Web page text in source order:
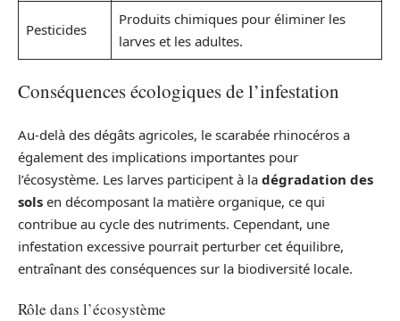
Pesticides
Produits chimiques pour éliminer les
larves et les adultes.
Conséquences écologiques de l’infestation
Au-delà des dégâts agricoles, le scarabée rhinocéros a
également des implications importantes pour
l’écosystème. Les larves participent à la dégradation des
sols en décomposant la matière organique, ce qui
contribue au cycle des nutriments. Cependant, une
infestation excessive pourrait perturber cet équilibre,
entraînant des conséquences sur la biodiversité locale.
Rôle dans l’écosystème